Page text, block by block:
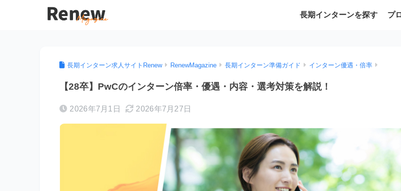
長期インターンを探す プ
長期インターン求人サイトRenew RenewMagazine 長期インターン準備ガイド インターン優遇・倍率
【28卒】PwCのインターン倍率・優遇・内容・選考対策を解説！
2026年7月1日 2026年7月27日